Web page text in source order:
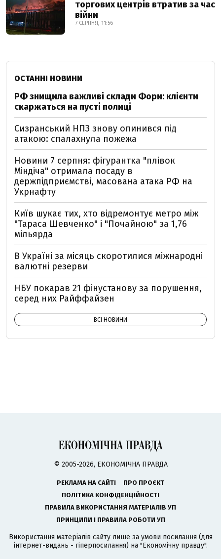
торгових центрів втратив за час
війни
7 СЕРПНЯ, 11:56
ОСТАННІ НОВИНИ
РФ знищила важливі склади Фори: клієнти
скаржаться на пусті полиці
Сизранський НПЗ знову опинився під
атакою: спалахнула пожежа
Новини 7 серпня: фігурантка "плівок
Міндіча" отримала посаду в
держпідприємстві, масована атака РФ на
Укрнафту
Київ шукає тих, хто відремонтує метро між
"Тараса Шевченко" і "Почайною" за 1,76
мільярда
В Україні за місяць скоротилися міжнародні
валютні резерви
НБУ покарав 21 фінустанову за порушення,
серед них Райффайзен
ВСІ НОВИНИ
© 2005-2026, ЕКОНОМІЧНА ПРАВДА
РЕКЛАМА НА САЙТІ
ПРО ПРОЄКТ
ПОЛІТИКА КОНФІДЕНЦІЙНОСТІ
ПРАВИЛА ВИКОРИСТАННЯ МАТЕРІАЛІВ УП
ПРИНЦИПИ І ПРАВИЛА РОБОТИ УП
Використання матеріалів сайту лише за умови посилання (для
інтернет-видань - гіперпосилання) на "Економічну правду".